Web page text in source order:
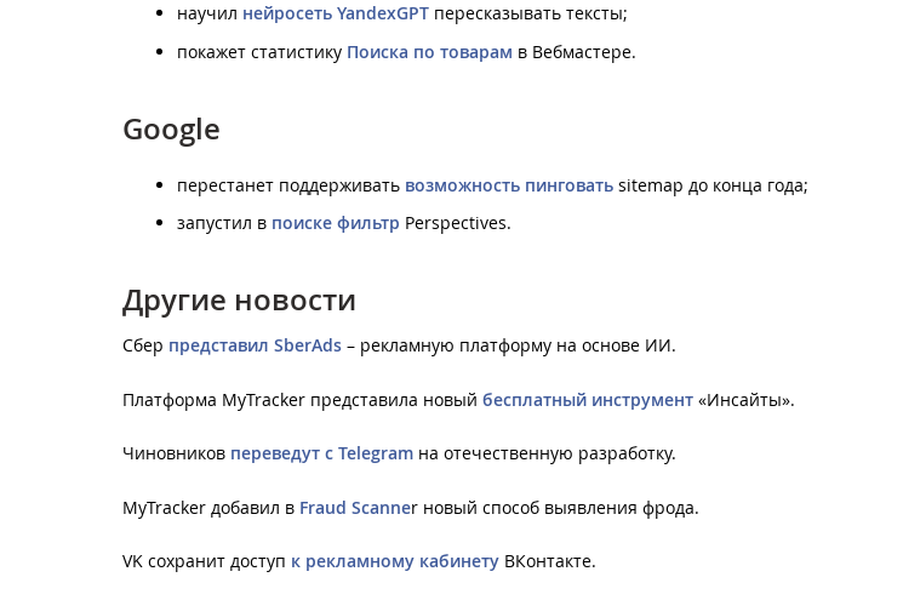
научил нейросеть YandexGPT пересказывать тексты;
покажет статистику Поиска по товарам в Вебмастере.
Google
перестанет поддерживать возможность пинговать sitemap до конца года;
запустил в поиске фильтр Perspectives.
Другие новости
Сбер представил SberAds – рекламную платформу на основе ИИ.
Платформа MyTracker представила новый бесплатный инструмент «Инсайты».
Чиновников переведут с Telegram на отечественную разработку.
MyTracker добавил в Fraud Scanner новый способ выявления фрода.
VK сохранит доступ к рекламному кабинету ВКонтакте.